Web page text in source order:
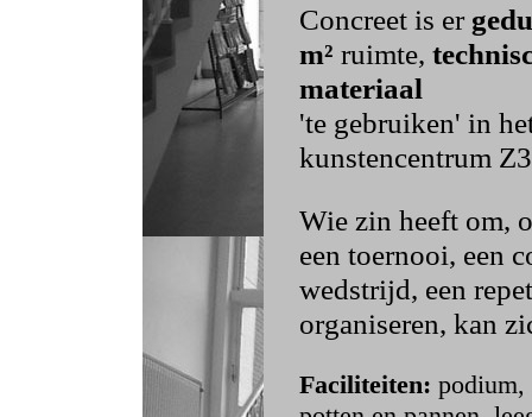
Concreet is er
m² ruimte,
materiaal
'te gebruiken' in
kunstencentrum
Wie zin heeft om,
een toernooi, een
wedstrijd, een
organiseren, kan
Faciliteiten: podium,